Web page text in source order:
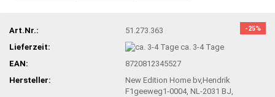
-25%
Art.Nr.:
51.273.363
Lieferzeit:
ca. 3-4 Tage
EAN:
8720812345527
Hersteller:
New Edition Home bv,Hendrik
F1geeweg1-0004, NL-2031 BJ,